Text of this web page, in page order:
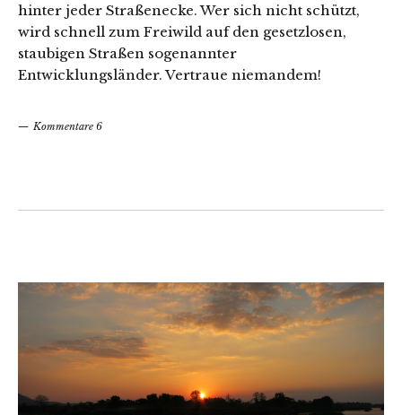
hinter jeder Straßenecke. Wer sich nicht schützt,
wird schnell zum Freiwild auf den gesetzlosen,
staubigen Straßen sogenannter
Entwicklungsländer. Vertraue niemandem!
Kommentare 6